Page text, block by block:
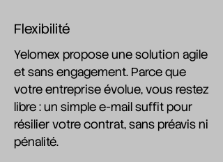
Flexibilité
Yelomex propose une solution agile
et sans engagement. Parce que
votre entreprise évolue, vous restez
libre : un simple e-mail suffit pour
résilier votre contrat, sans préavis ni
pénalité.